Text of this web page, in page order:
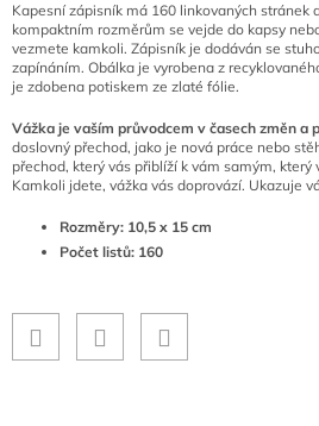
Kapesní zápisník má 160 linkovaných stránek
kompaktním rozměrům se vejde do kapsy
vezmete kamkoli. Zápisník je dodáván se
zapínáním. Obálka je vyrobena z
je zdobena potiskem ze zlaté fólie.
Vážka je vaším průvodcem v časech změn a
doslovný přechod, jako je nová práce nebo
přechod, který vás přiblíží k vám samým, který
Kamkoli jdete, vážka vás doprovází. Ukazuje
Rozměry: 10,5 x 15 cm
Počet listů: 160